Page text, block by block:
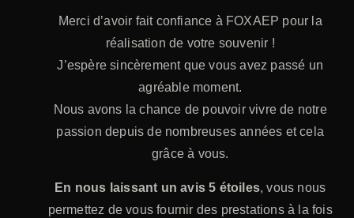
Merci d’avoir fait confiance à FOXAEP pour la
réalisation de votre souvenir !
J’espère sincèrement que vous avez passé un
agréable moment.
Nous avons la chance de pouvoir vivre de notre
passion depuis de nombreuses années et cela
grâce à vous.
En nous laissant un avis 5 étoiles, vous nous
permettez de vous fournir des prestations à la fois